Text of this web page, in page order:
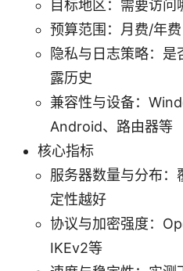
目标地区：需要访
预算范围：月费/年费
隐私与日志策略：
露历史
兼容性与设备：
Android、路由器等
核心指标
服务器数量与分布：
定性越好
协议与加密强度：
IKEv2等